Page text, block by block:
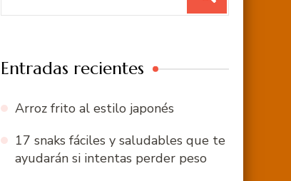
Entradas recientes
Arroz frito al estilo japonés
17 snaks fáciles y saludables que te
ayudarán si intentas perder peso